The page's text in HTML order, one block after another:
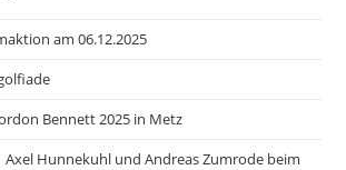
am 06.12.2025
Bennett 2025 in Metz
Axel Hunnekuhl und Andreas Zumrode beim